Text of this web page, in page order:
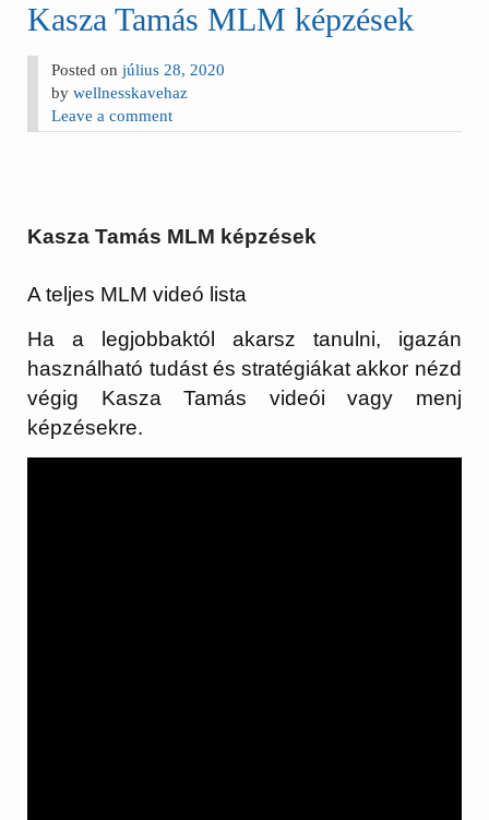
Kasza Tamás MLM képzések
Posted onjúlius 28, 2020
bywellnesskavehaz
Leave a comment
Kasza Tamás MLM képzések
A teljes MLM videó lista
Ha a legjobbaktól akarsz tanulni, igazán
használható tudást és stratégiákat akkor nézd
végig Kasza Tamás videói vagy menj
képzésekre.